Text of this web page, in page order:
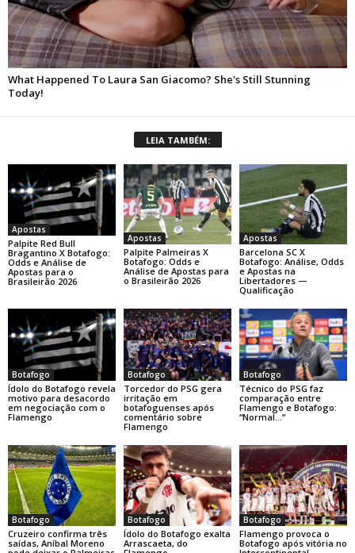
LEIA TAMBÉM:
Apostas
Palpite Red Bull
Bragantino X Botafogo:
Odds e Análise de
Apostas para o
Brasileirão 2026
Apostas
Palpite Palmeiras X
Botafogo: Odds e
Análise de Apostas para
o Brasileirão 2026
Apostas
Barcelona SC X
Botafogo: Análise, Odds
e Apostas na
Libertadores —
Qualificação
Botafogo
Ídolo do Botafogo revela
motivo para desacordo
em negociação com o
Flamengo
Botafogo
Torcedor do PSG gera
irritação em
botafoguenses após
comentário sobre
Flamengo
Botafogo
Técnico do PSG faz
comparação entre
Flamengo e Botafogo:
“Normal…”
Botafogo
Cruzeiro confirma três
saídas, Aníbal Moreno
Botafogo
Ídolo do Botafogo exalta
Arrascaeta, do
Botafogo
Flamengo provoca o
Botafogo após vitória no